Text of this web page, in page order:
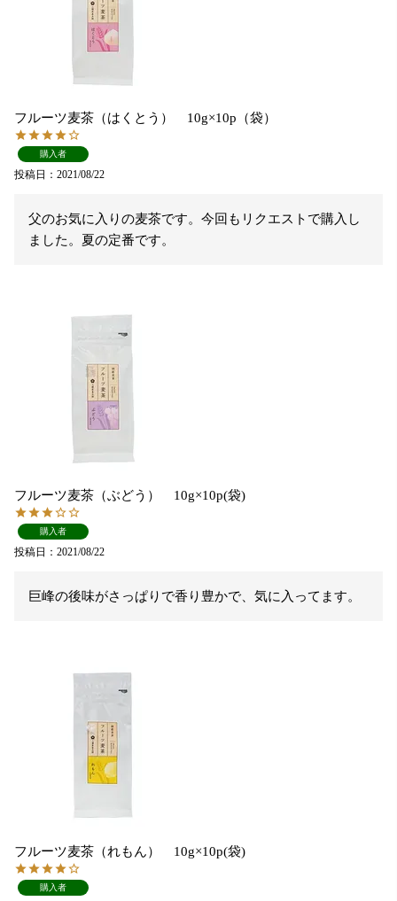
フルーツ麦茶（はくとう） 10g×10p（袋）
購入者
投稿日 2021/08/22
父のお気に入りの麦茶です。今回もリクエストで購入し
ました。夏の定番です。
フルーツ麦茶（ぶどう） 10g×10p(袋)
購入者
投稿日 2021/08/22
巨峰の後味がさっぱりで香り豊かで、気に入ってます。
フルーツ麦茶（れもん） 10g×10p(袋)
購入者